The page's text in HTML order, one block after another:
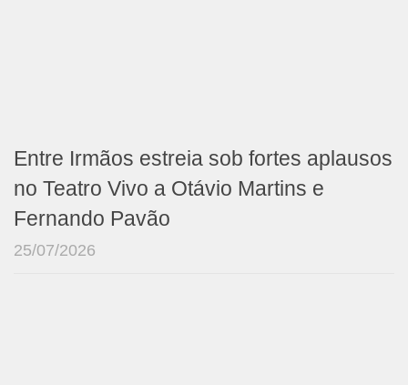
Entre Irmãos estreia sob fortes aplausos
no Teatro Vivo a Otávio Martins e
Fernando Pavão
25/07/2026